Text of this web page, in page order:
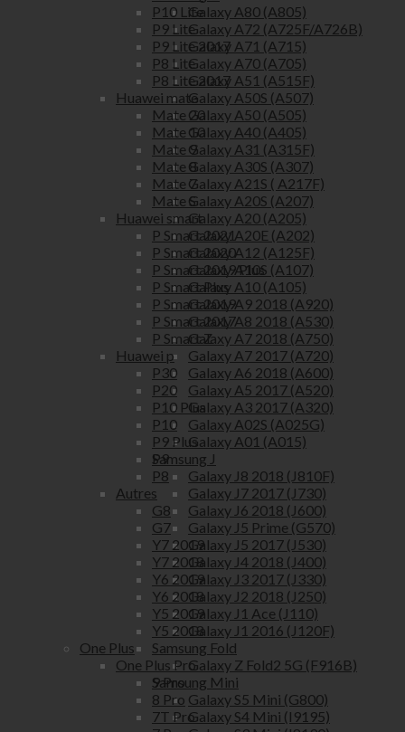
Galaxy A80 (A805)
Galaxy A72 (A725F/A726B)
Galaxy A71 (A715)
Galaxy A70 (A705)
Galaxy A51 (A515F)
Galaxy A50S (A507)
Galaxy A50 (A505)
Galaxy A40 (A405)
Galaxy A31 (A315F)
Galaxy A30S (A307)
Galaxy A21S ( A217F)
Galaxy A20S (A207)
Galaxy A20 (A205)
Galaxy A20E (A202)
Galaxy A12 (A125F)
Galaxy A10S (A107)
Galaxy A10 (A105)
Galaxy A9 2018 (A920)
Galaxy A8 2018 (A530)
Galaxy A7 2018 (A750)
Galaxy A7 2017 (A720)
Galaxy A6 2018 (A600)
Galaxy A5 2017 (A520)
Galaxy A3 2017 (A320)
Galaxy A02S (A025G)
Galaxy A01 (A015)
Samsung J
Galaxy J8 2018 (J810F)
Galaxy J7 2017 (J730)
Galaxy J6 2018 (J600)
Galaxy J5 Prime (G570)
Galaxy J5 2017 (J530)
Galaxy J4 2018 (J400)
Galaxy J3 2017 (J330)
Galaxy J2 2018 (J250)
Galaxy J1 Ace (J110)
Galaxy J1 2016 (J120F)
Samsung Fold
Galaxy Z Fold2 5G (F916B)
Samsung Mini
Galaxy S5 Mini (G800)
Galaxy S4 Mini (I9195)
P10 Lite
P9 Lite
P9 Lite 2017
P8 Lite
P8 Lite 2017
Huawei mate
Mate 20
Mate 10
Mate 9
Mate 8
Mate 7
Mate S
Huawei smart
P Smart 2021
P Smart 2020
P Smart 2019 Plus
P Smart Plus
P Smart 2019
P Smart 2017
P Smart Z
Huawei p
P30
P20
P10 Plus
P10
P9 Plus
P9
P8
Autres
G8
G7
Y7 2019
Y7 2018
Y6 2019
Y6 2018
Y5 2019
Y5 2018
One Plus
One Plus Pro
9 Pro
8 Pro
7T Pro